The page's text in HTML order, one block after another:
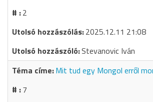
2
2025.12.11 21:08
Stevanovic Iván
Mit tud egy Mongol erről
7